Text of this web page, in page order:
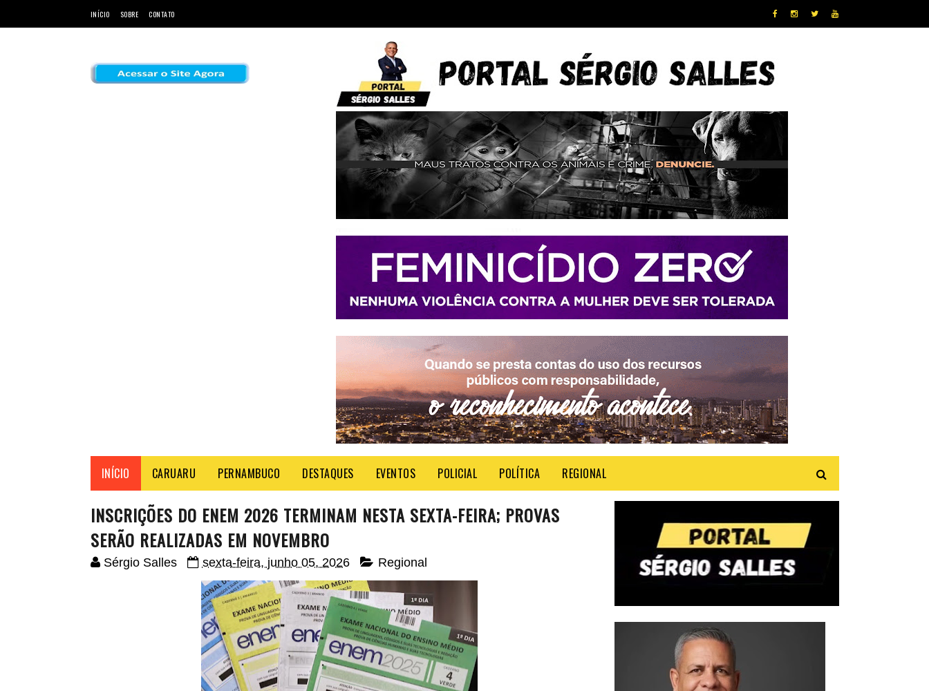
INÍCIO SOBRE CONTATO
INÍCIO CARUARU PERNAMBUCO DESTAQUES EVENTOS POLICIAL POLÍTICA REGIONAL
INSCRIÇÕES DO ENEM 2026 TERMINAM NESTA SEXTA-FEIRA; PROVAS
SERÃO REALIZADAS EM NOVEMBRO
Sérgio Salles sexta-feira, junho 05, 2026 Regional